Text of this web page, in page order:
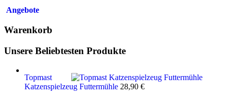
Angebote
Warenkorb
Unsere Beliebtesten Produkte
Topmast
Katzenspielzeug Futtermühle 28,90 €